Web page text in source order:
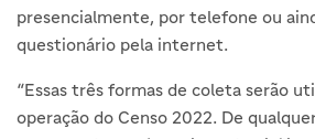
presencialmente, por telefone ou
questionário pela internet.
“Essas três formas de coleta serão
operação do Censo 2022. De